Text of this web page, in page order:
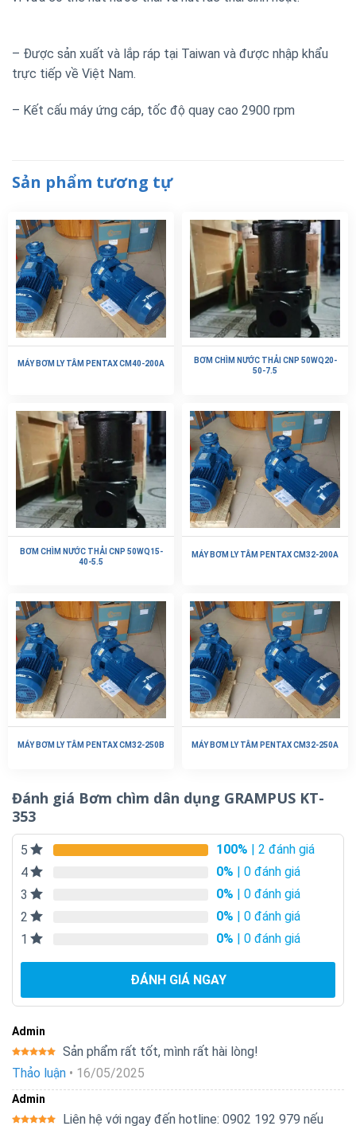
– Được sản xuất và lắp ráp tại Taiwan và được nhập khẩu
trực tiếp về Việt Nam.
– Kết cấu máy ứng cáp, tốc độ quay cao 2900 rpm
Sản phẩm tương tự
MÁY BƠM LY TÂM PENTAX CM40-200A
BƠM CHÌM NƯỚC THẢI CNP 50WQ20-
50-7.5
BƠM CHÌM NƯỚC THẢI CNP 50WQ15-
40-5.5
MÁY BƠM LY TÂM PENTAX CM32-200A
MÁY BƠM LY TÂM PENTAX CM32-250B MÁY BƠM LY TÂM PENTAX CM32-250A
Đánh giá Bơm chìm dân dụng GRAMPUS KT-
353
5 100% | 2 đánh giá
4
0% | 0 đánh giá
3
0% | 0 đánh giá
2
0% | 0 đánh giá
1
0% | 0 đánh giá
ĐÁNH GIÁ NGAY
Admin
hạng5 5
Sản phẩm rất tốt, mình rất hài lòng!
Thảo luận • 16/05/2025
Admin
Liên hệ với ngay đến hotline: 0902 192 979 nếu